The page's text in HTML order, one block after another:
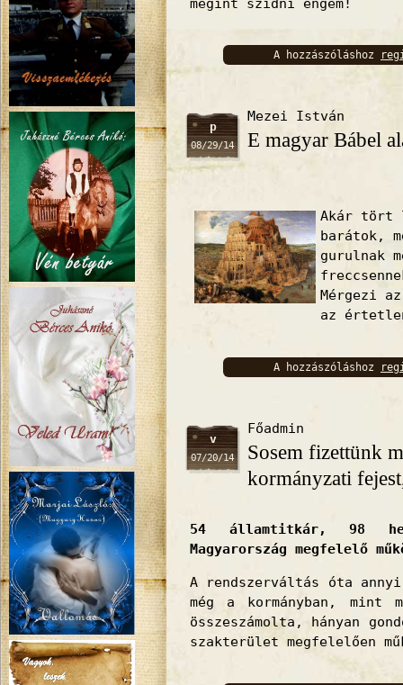
A hozzászóláshoz
p
08/29/14
Mezei István
E magyar Bábel
Akár tört
barátok,
gurulnak
Mérgezi
az
A hozzászóláshoz
v
07/20/14
Főadmin
Sosem fizettünk
kormányzati
54 államtitkár, 98
Magyarország megfelelő
A rendszerváltás óta
még a kormányban,
összeszámolta, hányan
szakterület megfelelően